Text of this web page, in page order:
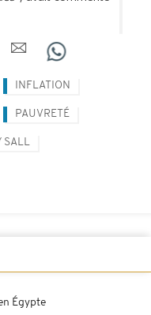
INFLATION
PAUVRETÉ
SALL
Égypte